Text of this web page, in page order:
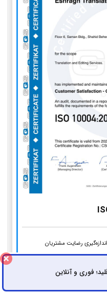
رضایت مشتریان
درکاشان
فوری و آنلاین